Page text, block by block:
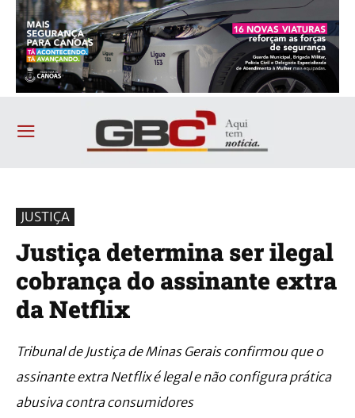
JUSTIÇA
Justiça determina ser ilegal
cobrança do assinante extra
da Netflix
Tribunal de Justiça de Minas Gerais confirmou que o
assinante extra Netflix é legal e não configura prática
abusiva contra consumidores